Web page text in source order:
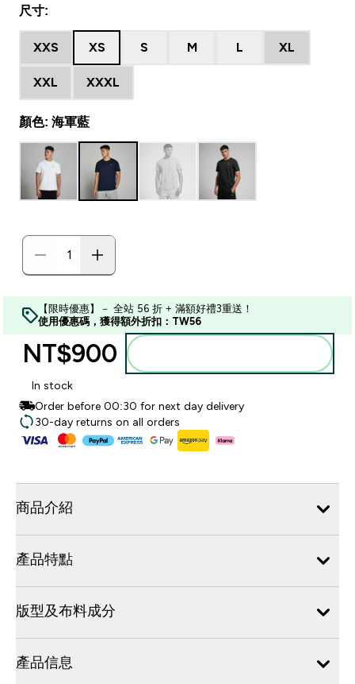
尺寸:
XXS XS S M L XL
XXL XXXL
顏色: 海軍藍
【限時優惠】－ 全站 56 折 + 滿額好禮3重送！
使用優惠碼，獲得額外折扣：TW56
NT$900‎
In stock
Order before 00:30 for next day delivery
30-day returns on all orders
商品介紹
產品特點
版型及布料成分
產品信息